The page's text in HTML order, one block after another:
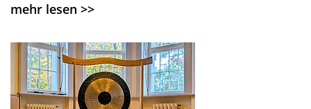
mehr lesen >>